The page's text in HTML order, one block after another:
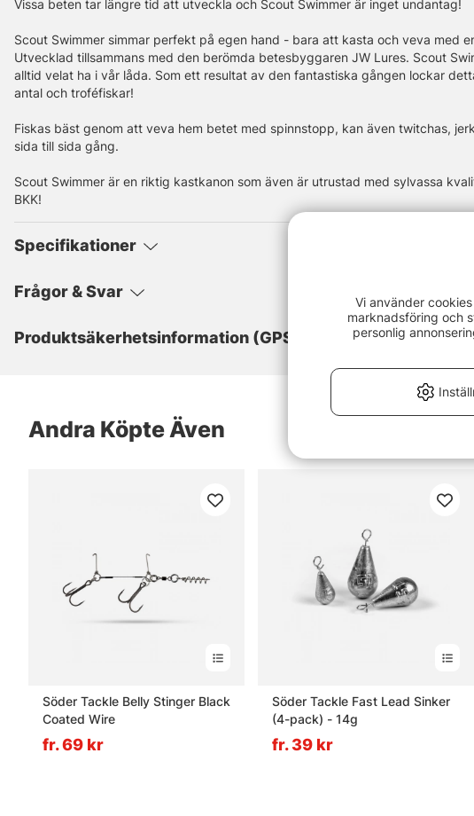
Vissa beten tar längre tid att utveckla och Scout Swimmer är inget undantag!
Scout Swimmer simmar perfekt på egen hand - bara att kasta och veva med
Utvecklad tillsammans med den berömda betesbyggaren JW Lures. Scout
alltid velat ha i vår låda. Som ett resultat av den fantastiska gången lockar
antal och troféfiskar!
Fiskas bäst genom att veva hem betet med spinnstopp, kan även twitchas,
sida till sida gång.
Scout Swimmer är en riktig kastkanon som även är utrustad med sylvassa
BKK!
Specifikationer
Frågor & Svar
Produktsäkerhetsinformation (GPSR)
Andra Köpte Även
Söder Tackle Belly Stinger Black
Coated Wire
fr. 69 kr
Söder Tackle Fast Lead Sinker
(4-pack) - 14g
fr. 39 kr
Vi använder
marknadsföring och
personlig